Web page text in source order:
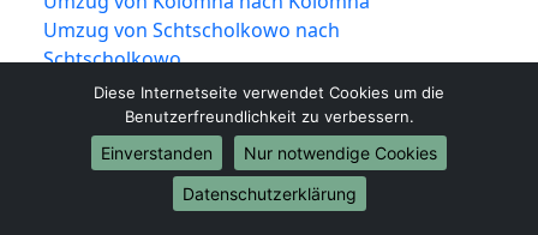
Umzug von Schtscholkowo nach
Schtscholkowo
Umzug von Serpuchow nach Serpuchow
Umzug von Kowrow nach Kowrow
Umzug von Neftekamsk nach Neftekamsk
Umzug von Kislowodsk nach Kislowodsk
Umzug von Bataisk nach Bataisk
Diese Internetseite verwendet Cookies um die
Benutzerfreundlichkeit zu verbessern.
Einverstanden
Nur notwendige Cookies
Datenschutzerklärung